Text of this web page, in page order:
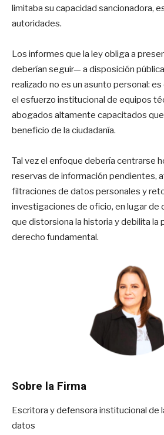
limitaba su capacidad sancionadora,
autoridades.
Los informes que la ley obliga a
deberían seguir— a disposición
realizado no es un asunto personal:
el esfuerzo institucional de equipos
abogados altamente capacitados
beneficio de la ciudadanía.
Tal vez el enfoque debería centrarse
reservas de información pendientes,
filtraciones de datos personales y
investigaciones de oficio, en lugar de
que distorsiona la historia y debilita la
derecho fundamental.
Sobre la Firma
Escritora y defensora institucional de
datos